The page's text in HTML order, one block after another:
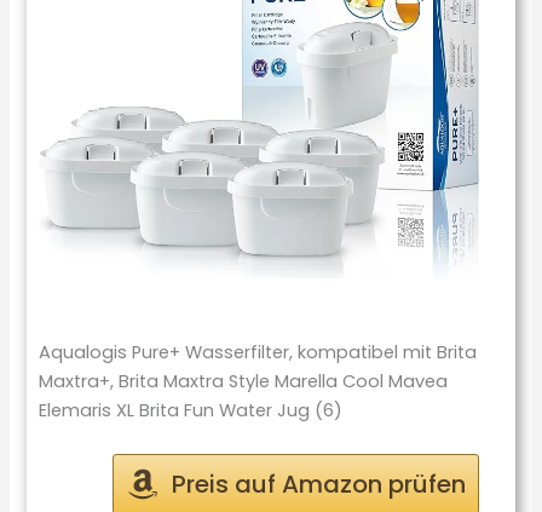
Aqualogis Pure+ Wasserfilter, kompatibel mit Brita
Maxtra+, Brita Maxtra Style Marella Cool Mavea
Elemaris XL Brita Fun Water Jug (6)
Preis auf Amazon prüfen